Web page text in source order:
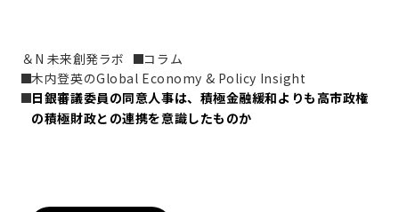
＆N 未来創発ラボ
コラム
木内登英のGlobal Economy & Policy Insight
日銀審議委員の同意人事は、積極金融緩和よりも高市政権
の積極財政との連携を意識したものか